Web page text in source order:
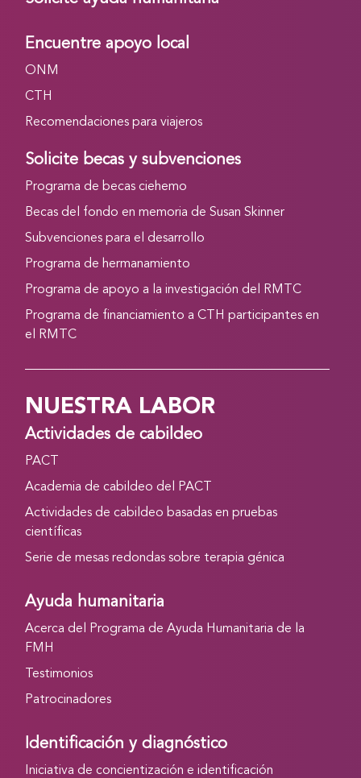
Encuentre apoyo local
ONM
CTH
Recomendaciones para viajeros
Solicite becas y subvenciones
Programa de becas ciehemo
Becas del fondo en memoria de Susan Skinner
Subvenciones para el desarrollo
Programa de hermanamiento
Programa de apoyo a la investigación del RMTC
Programa de financiamiento a CTH participantes en
el RMTC
NUESTRA LABOR
Actividades de cabildeo
PACT
Academia de cabildeo del PACT
Actividades de cabildeo basadas en pruebas
científicas
Serie de mesas redondas sobre terapia génica
Ayuda humanitaria
Acerca del Programa de Ayuda Humanitaria de la
FMH
Testimonios
Patrocinadores
Identificación y diagnóstico
Iniciativa de concientización e identificación